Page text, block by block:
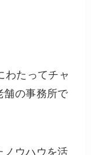
わたってチャ
舗の事務所で
ノウハウを活